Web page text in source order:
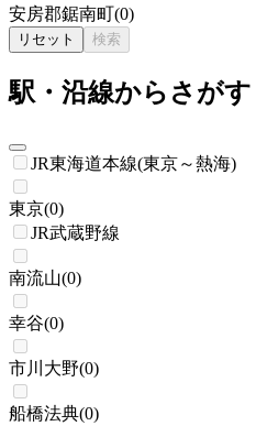
安房郡鋸南町(0)
リセット 検索
駅・沿線からさがす
JR東海道本線(東京～熱海)
東京(0)
JR武蔵野線
南流山(0)
幸谷(0)
市川大野(0)
船橋法典(0)